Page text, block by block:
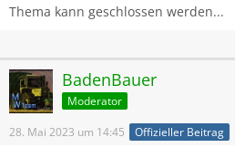
Thema kann geschlossen werden...
BadenBauer
Moderator
28. Mai 2023 um 14:45 Offizieller Beitrag